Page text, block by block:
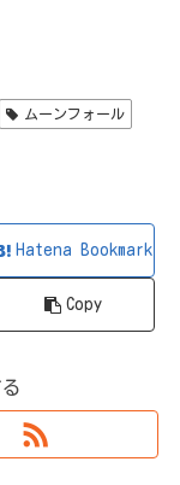
ムーンフォール
Hatena Bookmark
Copy